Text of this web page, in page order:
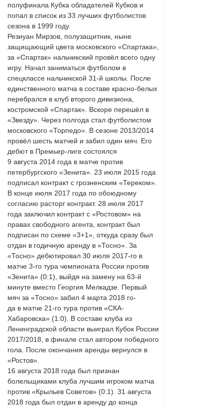
полуфинала Кубка обладателей Кубков и
попал в список из 33 лучших футболистов
сезона в 1999 году.
Резиуан Мирзов, полузащитник, ныне
защищающий цвета московского «Спартака»,
за «Спартак» нальчикский провёл всего одну
игру. Начал заниматься футболом в
спецклассе нальчикской 31-й школы. После
единственного матча в составе красно-белых
перебрался в клуб второго дивизиона,
костромской «Спартак». Вскоре перешёл в
«Звезду». Через полгода стал футболистом
московского «Торпедо». В сезоне 2013/2014
провёл шесть матчей и забил один мяч. Его
дебют в Премьер-лиге состоялся
9 августа 2014 года в матче против
петербургского «Зенита». 23 июля 2015 года
подписал контракт с грозненским «Тереком».
В конце июля 2017 года по обоюдному
согласию расторг контракт. 28 июля 2017
года заключил контракт с «Ростовом» на
правах свободного агента, контракт был
подписан по схеме «3+1», откуда сразу был
отдан в годичную аренду в «Тосно». За
«Тосно» дебютировал 30 июля 2017-го в
матче 3-го тура чемпионата России против
«Зенита» (0:1), выйдя на замену на 63-й
минуте вместо Георгия Мелкадзе. Первый
мяч за «Тосно» забил 4 марта 2018 го-
да в матче 21-го тура против «СКА-
Хабаровска» (1:0). В составе клуба из
Ленинградской области выиграл Кубок России
2017/2018, в финале стал автором победного
гола. После окончания аренды вернулся в
«Ростов».
16 августа 2018 года был признан
болельщиками клуба лучшим игроком матча
против «Крыльев Советов» (0:1). 31 августа
2018 года был отдан в аренду до конца